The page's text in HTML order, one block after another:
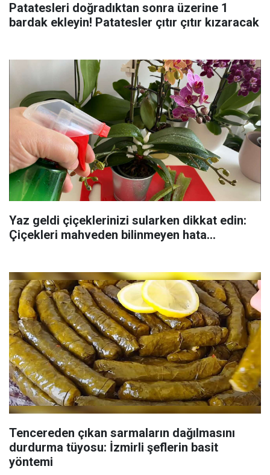
Patatesleri doğradıktan sonra üzerine 1
bardak ekleyin! Patatesler çıtır çıtır kızaracak
Yaz geldi çiçeklerinizi sularken dikkat edin:
Çiçekleri mahveden bilinmeyen hata...
Tencereden çıkan sarmaların dağılmasını
durdurma tüyosu: İzmirli şeflerin basit
yöntemi